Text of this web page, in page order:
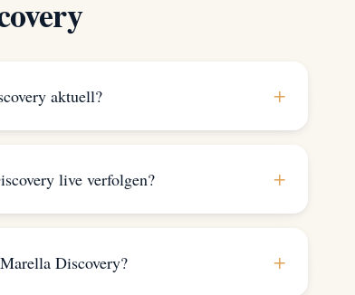
aktuell? +
live verfolgen? +
Discovery? +